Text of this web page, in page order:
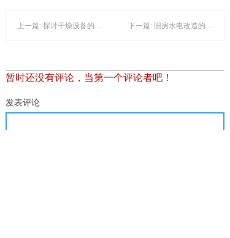
上一篇: 探讨干燥设备的节能方法 下一篇: 旧房水电改造的过程及注意事项
暂时还没有评论，当第一个评论者吧！
发表评论